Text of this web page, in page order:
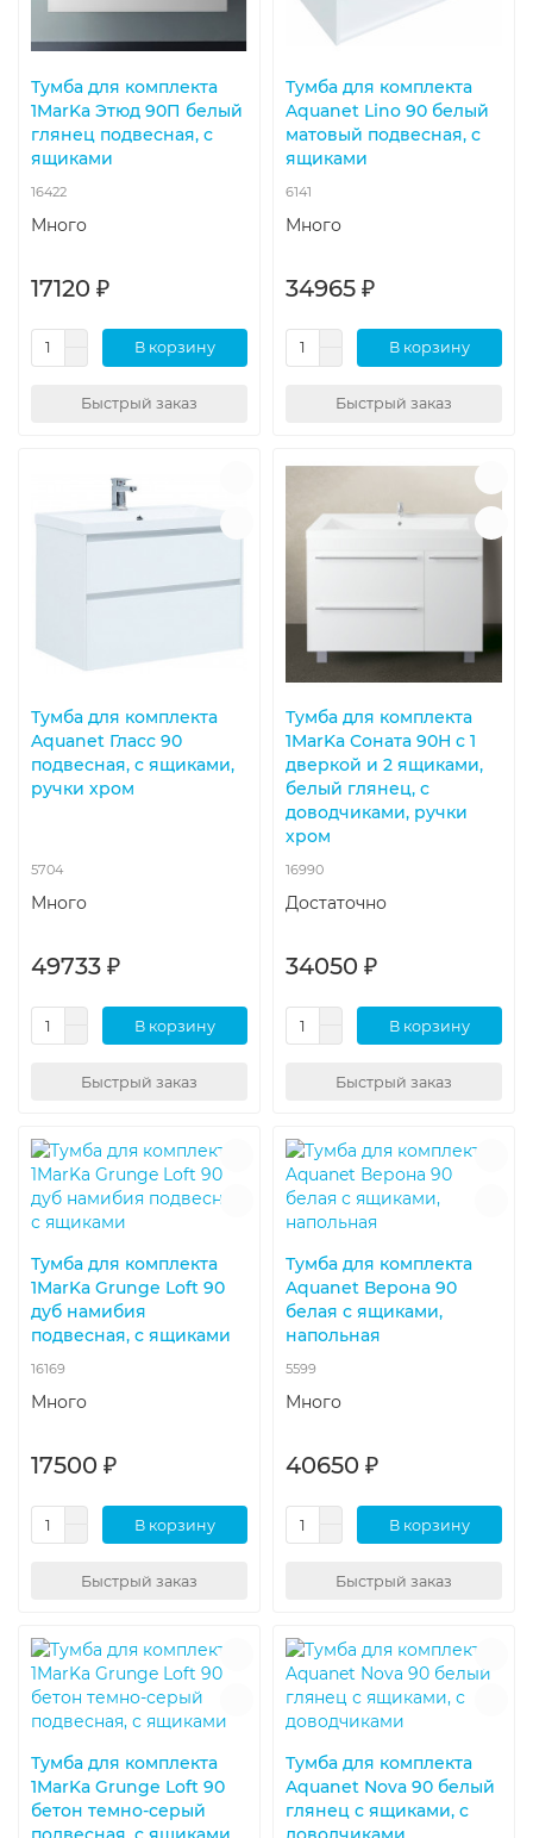
Тумба для комплекта
1MarKa Этюд 90П белый
глянец подвесная, с
ящиками
16422
Много
17120 ₽
В корзину
Быстрый заказ
Тумба для комплекта
Aquanet Lino 90 белый
матовый подвесная, с
ящиками
6141
Много
34965 ₽
В корзину
Быстрый заказ
Тумба для комплекта
Aquanet Гласс 90
подвесная, с ящиками,
ручки хром
5704
Много
49733 ₽
В корзину
Быстрый заказ
Тумба для комплекта
1MarKa Соната 90Н с 1
дверкой и 2 ящиками,
белый глянец, с
доводчиками, ручки
хром
16990
Достаточно
34050 ₽
В корзину
Быстрый заказ
Тумба для комплекта
1MarKa Grunge Loft 90
дуб намибия
подвесная, с ящиками
16169
Много
17500 ₽
В корзину
Быстрый заказ
Тумба для комплекта
Aquanet Верона 90
белая с ящиками,
напольная
5599
Много
40650 ₽
В корзину
Быстрый заказ
Тумба для комплекта
1MarKa Grunge Loft 90
бетон темно-серый
Тумба для комплекта
Aquanet Nova 90 белый
глянец с ящиками, с